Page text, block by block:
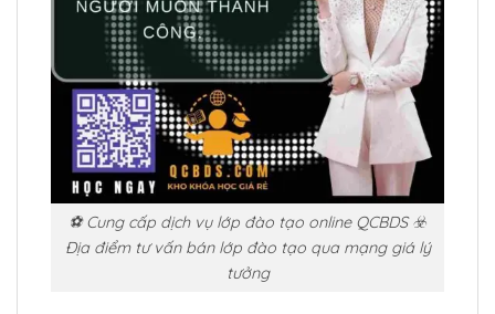
⚽ Cung cấp dịch vụ lớp đào tạo online QCBDS ☣️
Địa điểm tư vấn bán lớp đào tạo qua mạng giá lý
tưởng